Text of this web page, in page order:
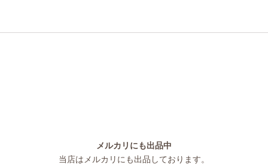
メルカリにも出品中
当店はメルカリにも出品しております。